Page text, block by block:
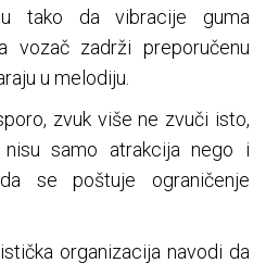
tako da vibracije guma
vozač zadrži preporučenu
u melodiju.
zvuk više ne zvuči isto,
samo atrakcija nego i
se poštuje ograničenje
organizacija navodi da